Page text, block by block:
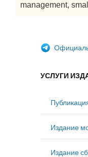
management,
УСЛУГИ
Издание
Издание